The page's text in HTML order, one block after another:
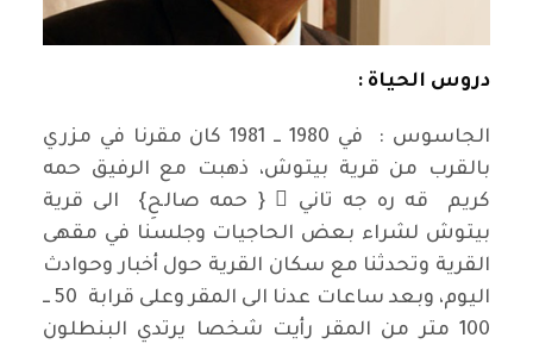
دروس الحياة :
الجاسوس : في 1980 ــ 1981 كان مقرنا في مزري
بالقرب من قرية بيتوش، ذهبت مع الرفيق حمه
كريم قه ره جه تاني ٍ { حمه صالحِ} الى قرية
بيتوش لشراء بعض الحاجيات وجلسنا في مقهى
القرية وتحدثنا مع سكان القرية حول أخبار وحوادث
اليوم، وبعد ساعات عدنا الى المقر وعلى قرابة 50 ــ
100 متر من المقر رأيت شخصا يرتدي البنطلون